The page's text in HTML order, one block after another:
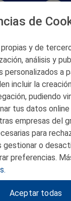
5-Edificio
48550 Muskiz (Bizkaia)
Telf. 946 357 000
© 2026 Petronor S.A.
CONTACTO
POLITICA DE PRIVACIDAD
de
y de
análisis y
personalizados a
incluir la
pudiendo
tus datos
empresas del
para
gestionar o
preferencias.
Aceptar todas